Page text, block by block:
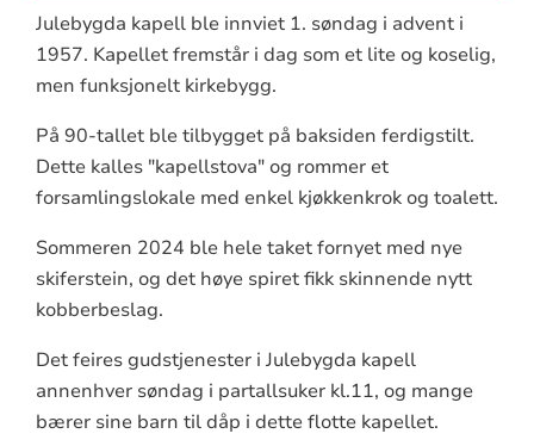
Julebygda kapell ble innviet 1. søndag i advent i
1957. Kapellet fremstår i dag som et lite og koselig,
men funksjonelt kirkebygg.
På 90-tallet ble tilbygget på baksiden ferdigstilt.
Dette kalles "kapellstova" og rommer ​et
forsamlingslokale med enkel kjøkkenkrok og toalett.
Sommeren 2024 ble hele taket fornyet med nye
skiferstein, og det høye spiret fikk skinnende nytt
kobberbeslag.
Det feires gudstjenester i Julebygda kapell
annenhver søndag i partallsuker kl.11, og mange
bærer sine barn til dåp i dette flotte kapellet.